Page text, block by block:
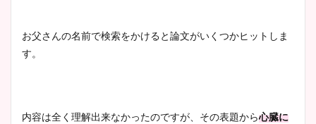
お父さんの名前で検索をかけると論文がいくつかヒットしま
す。
内容は全く理解出来なかったのですが、その表題から心臓に